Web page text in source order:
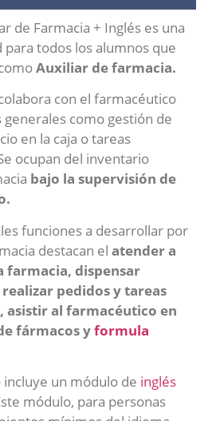
de Farmacia + Inglés es una
todos los alumnos que
Auxiliar de farmacia.
con el farmacéutico
como gestión de
en la caja o tareas
ocupan del inventario
bajo la supervisión de
funciones a desarrollar por
destacan el atender a
farmacia, dispensar
pedidos y tareas
asistir al farmacéutico en
fármacos yformula
un módulo de inglés
módulo, para personas